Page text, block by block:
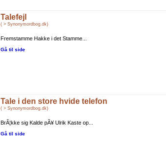
Talefejl
( > Synonymordbog.dk)
Fremstamme Hakke i det Stamme...
Gå til side
Tale i den store hvide telefon
( > Synonymordbog.dk)
BrÃ¦kke sig Kalde pÃ¥ Ulrik Kaste op...
Gå til side